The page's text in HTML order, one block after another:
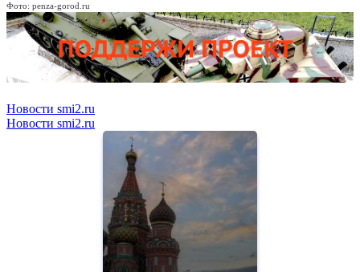
Фото: penza-gorod.ru
Новости smi2.ru
Новости smi2.ru